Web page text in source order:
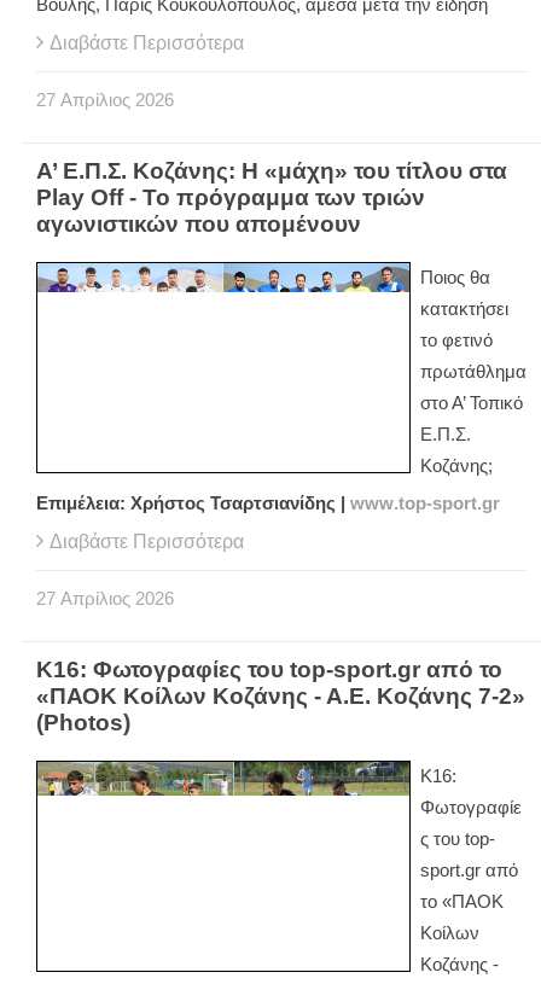
Βουλής, Πάρις Κουκουλόπουλος, άμεσα μετά την είδηση
Διαβάστε Περισσότερα
27 Απρίλιος 2026
Α’ Ε.Π.Σ. Κοζάνης: Η «μάχη» του τίτλου στα
Play Off - Το πρόγραμμα των τριών
αγωνιστικών που απομένουν
Ποιος θα
κατακτήσει
το φετινό
πρωτάθλημα
στο Α’ Τοπικό
Ε.Π.Σ.
Κοζάνης;
Επιμέλεια: Χρήστος Τσαρτσιανίδης | www.top-sport.gr
Διαβάστε Περισσότερα
27 Απρίλιος 2026
Κ16: Φωτογραφίες του top-sport.gr από το
«ΠΑΟΚ Κοίλων Κοζάνης - Α.Ε. Κοζάνης 7-2»
(Photos)
Κ16:
Φωτογραφίε
ς του top-
sport.gr από
το «ΠΑΟΚ
Κοίλων
Κοζάνης -